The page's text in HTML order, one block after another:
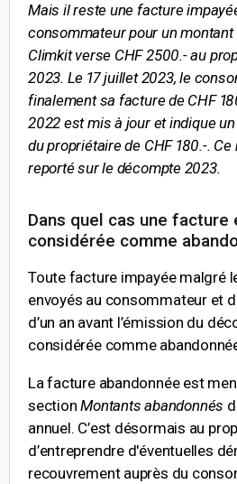
Mais il reste une facture
consommateur pour un montant
Climkit verse CHF 2500.- au
2023. Le 17 juillet 2023, le
finalement sa facture de CHF
2022 est mis à jour et indique
du propriétaire de CHF 180.-.
reporté sur le décompte 2023.
Dans quel cas une facture
considérée comme
Toute facture impayée malgré
envoyés au consommateur et
d’un an avant l’émission du
considérée comme
La facture abandonnée est
sectionMontants abandonnés
annuel. C’est désormais au
d’entreprendre d'éventuelles
recouvrement auprès du